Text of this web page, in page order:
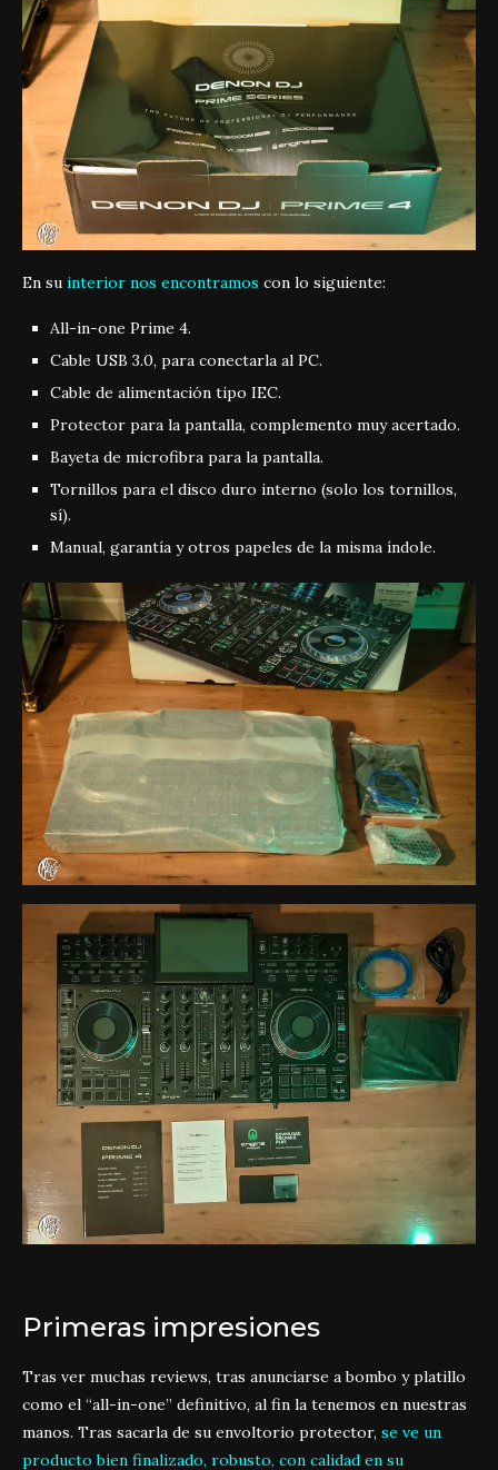
En su interior nos encontramos con lo siguiente:
All-in-one Prime 4.
Cable USB 3.0, para conectarla al PC.
Cable de alimentación tipo IEC.
Protector para la pantalla, complemento muy acertado.
Bayeta de microfibra para la pantalla.
Tornillos para el disco duro interno (solo los tornillos,
sí).
Manual, garantía y otros papeles de la misma índole.
Primeras impresiones
Tras ver muchas reviews, tras anunciarse a bombo y platillo
como el “all-in-one” definitivo, al fin la tenemos en nuestras
manos. Tras sacarla de su envoltorio protector, se ve un
producto bien finalizado, robusto, con calidad en su